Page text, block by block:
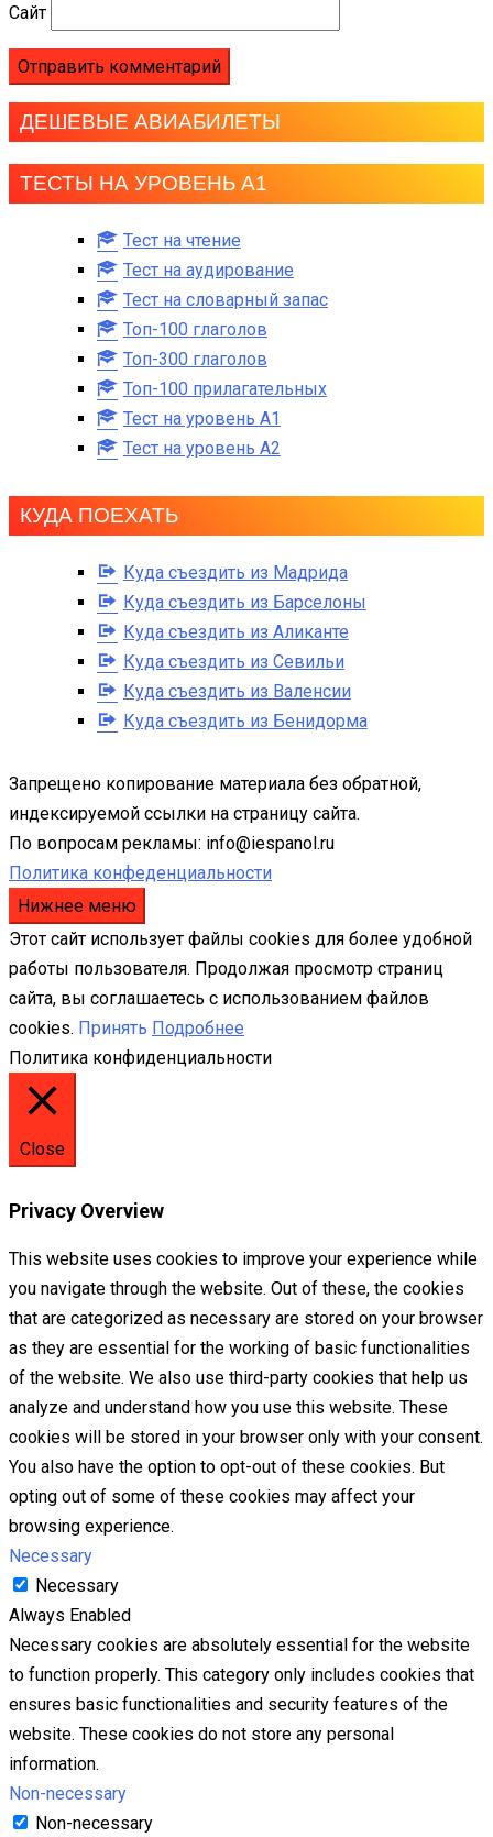
Сайт
ДЕШЕВЫЕ АВИАБИЛЕТЫ
ТЕСТЫ НА УРОВЕНЬ А1
Тест на чтение
Тест на аудирование
Тест на словарный запас
Топ-100 глаголов
Топ-300 глаголов
Топ-100 прилагательных
Тест на уровень A1
Тест на уровень A2
КУДА ПОЕХАТЬ
Куда съездить из Мадрида
Куда съездить из Барселоны
Куда съездить из Аликанте
Куда съездить из Севильи
Куда съездить из Валенсии
Куда съездить из Бенидорма
Запрещено копирование материала без обратной,
индексируемой ссылки на страницу сайта.
По вопросам рекламы: info@iespanol.ru
Политика конфеденциальности
Нижнее меню
Этот сайт использует файлы cookies для более удобной
работы пользователя. Продолжая просмотр страниц
сайта, вы соглашаетесь с использованием файлов
cookies. Принять Подробнее
Политика конфиденциальности
Close
Privacy Overview
This website uses cookies to improve your experience while
you navigate through the website. Out of these, the cookies
that are categorized as necessary are stored on your browser
as they are essential for the working of basic functionalities
of the website. We also use third-party cookies that help us
analyze and understand how you use this website. These
cookies will be stored in your browser only with your consent.
You also have the option to opt-out of these cookies. But
opting out of some of these cookies may affect your
browsing experience.
Necessary
Necessary
Always Enabled
Necessary cookies are absolutely essential for the website
to function properly. This category only includes cookies that
ensures basic functionalities and security features of the
website. These cookies do not store any personal
information.
Non-necessary
Non-necessary